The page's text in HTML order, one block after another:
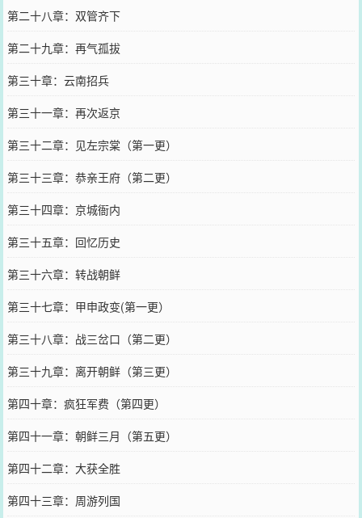
第二十八章：双管齐下
第二十九章：再气孤拔
第三十章：云南招兵
第三十一章：再次返京
第三十二章：见左宗棠（第一更）
第三十三章：恭亲王府（第二更）
第三十四章：京城衙内
第三十五章：回忆历史
第三十六章：转战朝鲜
第三十七章：甲申政变(第一更）
第三十八章：战三岔口（第二更）
第三十九章：离开朝鲜（第三更）
第四十章：疯狂军费（第四更）
第四十一章：朝鲜三月（第五更）
第四十二章：大获全胜
第四十三章：周游列国